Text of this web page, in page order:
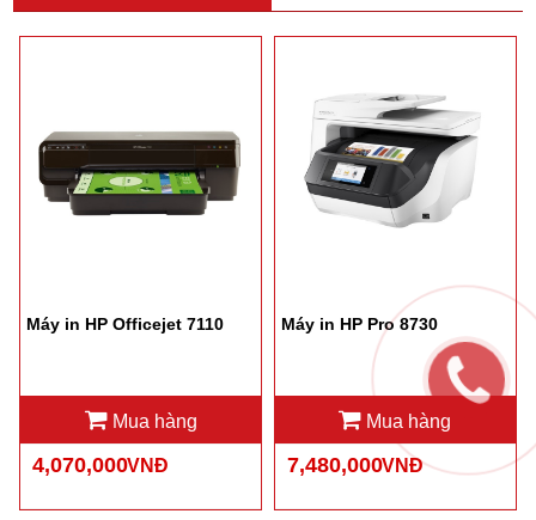
Máy in HP Officejet 7110
Mua hàng
4,070,000VNĐ
Máy in HP Pro 8730
Mua hàng
7,480,000VNĐ